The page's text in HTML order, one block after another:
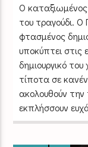
O
του τραγούδι. Ο
φτασμένος
υποκύπτει στις
δημιουργικό
τίποτα σε
ακολουθούν
εκπλήσσουν